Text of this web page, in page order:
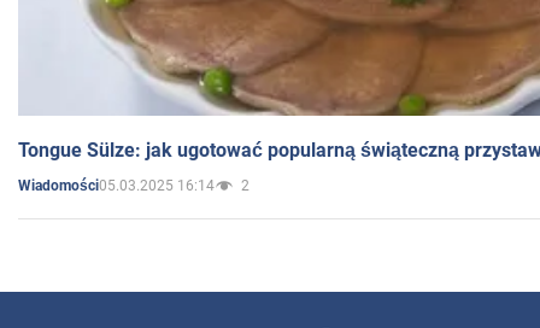
Tongue Sülze: jak ugotować popularną świąteczną
Wiadomości05.03.2025 16:14 2